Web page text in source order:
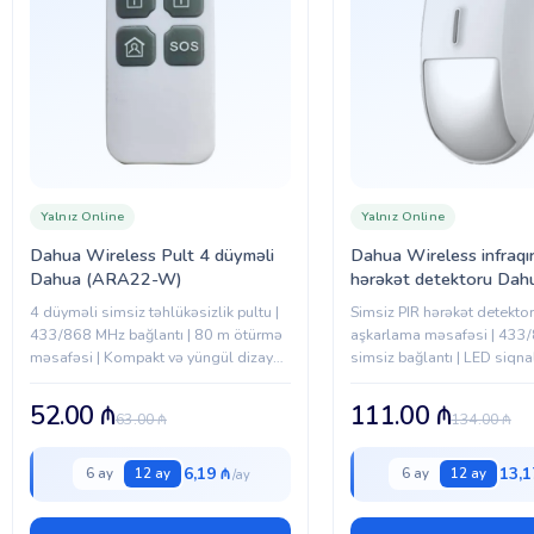
Dahua Wireless Pult 4 düyməli
Dahua (ARA22-W)
Yalnız Online
4 düyməli simsiz təhlükəsizlik pultu |
433/868 MHz bağlantı | 80 m ötürmə
məsafəsi | Kompakt və yüngül dizayn |
63.00₼
52.00 ₼
6 ay 12 ay 6,19 ₼
Dahua Wireless
hərəkət detektoru
ARD1611-W)
Yalnız Online
Simsiz PIR hərəkət
aşkarlama məsafəsi |
simsiz bağlantı | LED
134.00₼
111.00 ₼
6 ay 12 ay